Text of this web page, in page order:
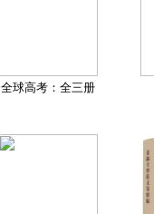
全球高考：全三册